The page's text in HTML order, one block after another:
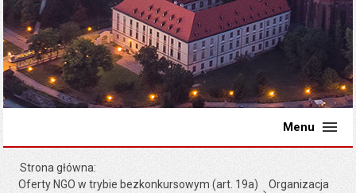
Menu
Strona główna
Oferty NGO w trybie bezkonkursowym (art. 19a)
Organizacja